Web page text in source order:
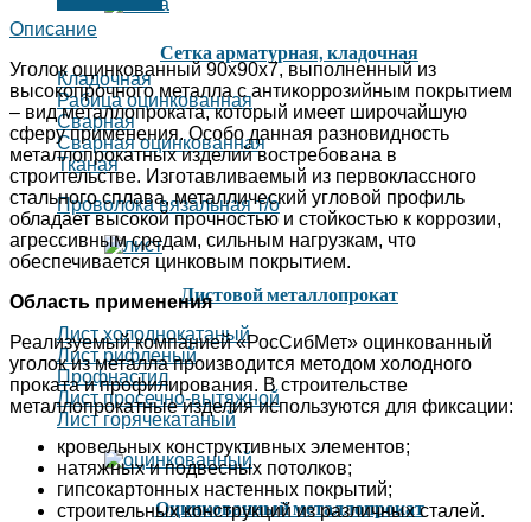
Сетка арматурная, кладочная
Кладочная
Рабица оцинкованная
Сварная
Сварная оцинкованная
Тканая
Проволока вязальная т/о
Листовой металлопрокат
Лист холоднокатаный
Лист рифленый
Профнастил
Лист просечно-вытяжной
Лист горячекатаный
Оцинкованный металлопрокат
Описание
Уголок оцинкованный 90х90х7, выполненный из
высокопрочного металла с антикоррозийным покрытием
– вид металлопроката, который имеет широчайшую
сферу применения. Особо данная разновидность
металлопрокатных изделий востребована в
строительстве. Изготавливаемый из первоклассного
стального сплава, металлический угловой профиль
обладает высокой прочностью и стойкостью к коррозии,
агрессивным средам, сильным нагрузкам, что
обеспечивается цинковым покрытием.
Область применения
Реализуемый компанией «РосСибМет» оцинкованный
уголок из металла производится методом холодного
проката и профилирования. В строительстве
металлопрокатные изделия используются для фиксации:
кровельных конструктивных элементов;
натяжных и подвесных потолков;
гипсокартонных настенных покрытий;
строительных конструкций из различных сталей.